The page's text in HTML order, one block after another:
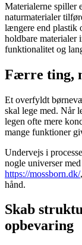
Materialerne spiller
naturmaterialer
længere end plastik
holdbare materialer
funktionalitet og
Færre ting,
Et overfyldt
skal lege med. Når
legen ofte mere
mange funktioner
Undervejs i
nogle universer
https://mossborn.dk/
hånd.
Skab
opbevaring